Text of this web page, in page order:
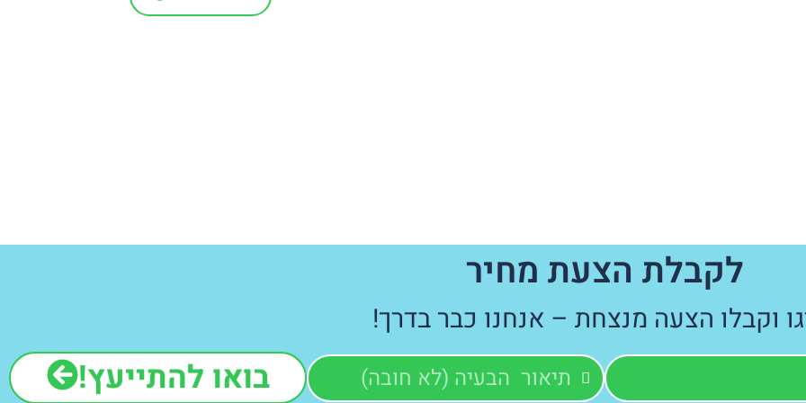
לקבלת הצעת מחיר
וקבלו הצעה מנצחת – אנחנו כבר בדרך!
בואו להתייעץ!